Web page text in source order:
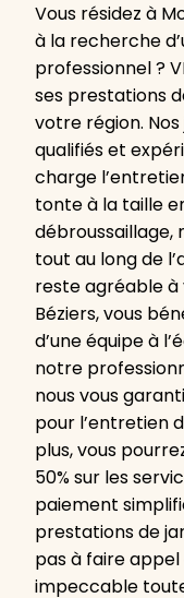
Vous résidez à
à la recherche
professionnel ?
ses prestations
votre région.
qualifiés et
charge
tonte à la taille
débroussaillage,
tout au long de
reste agréable à
Béziers, vous
d’une équipe à
notre
nous vous
pour l’entretien
plus, vous
50% sur les
paiement
prestations de
pas à faire
impeccable